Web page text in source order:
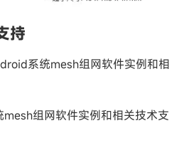
持
系统mesh组网软件实例和相
mesh组网软件实例和相关技术支